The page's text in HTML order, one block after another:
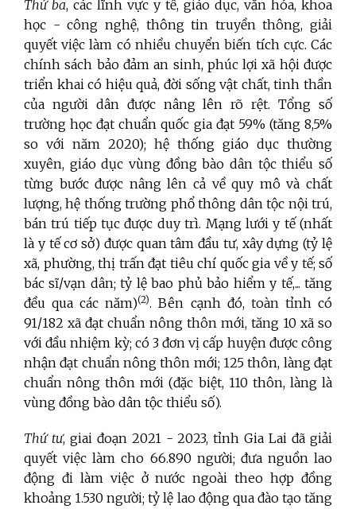
Thứ ba, các lĩnh vực y tế, giáo dục, văn hóa, khoa
học - công nghệ, thông tin truyền thông, giải
quyết việc làm có nhiều chuyển biến tích cực. Các
chính sách bảo đảm an sinh, phúc lợi xã hội được
triển khai có hiệu quả, đời sống vật chất, tinh thần
của người dân được nâng lên rõ rệt. Tổng số
trường học đạt chuẩn quốc gia đạt 59% (tăng 8,5%
so với năm 2020); hệ thống giáo dục thường
xuyên, giáo dục vùng đồng bào dân tộc thiểu số
từng bước được nâng lên cả về quy mô và chất
lượng, hệ thống trường phổ thông dân tộc nội trú,
bán trú tiếp tục được duy trì. Mạng lưới y tế (nhất
là y tế cơ sở) được quan tâm đầu tư, xây dựng (tỷ lệ
xã, phường, thị trấn đạt tiêu chí quốc gia về y tế; số
bác sĩ/vạn dân; tỷ lệ bao phủ bảo hiểm y tế,... tăng
đều qua các năm)(2). Bên cạnh đó, toàn tỉnh có
91/182 xã đạt chuẩn nông thôn mới, tăng 10 xã so
với đầu nhiệm kỳ; có 3 đơn vị cấp huyện được công
nhận đạt chuẩn nông thôn mới; 125 thôn, làng đạt
chuẩn nông thôn mới (đặc biệt, 110 thôn, làng là
vùng đồng bào dân tộc thiểu số).
Thứ tư, giai đoạn 2021 - 2023, tỉnh Gia Lai đã giải
quyết việc làm cho 66.890 người; đưa nguồn lao
động đi làm việc ở nước ngoài theo hợp đồng
khoảng 1.530 người; tỷ lệ lao động qua đào tạo tăng